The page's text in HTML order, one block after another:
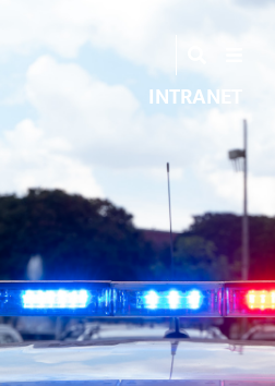
INTRANET